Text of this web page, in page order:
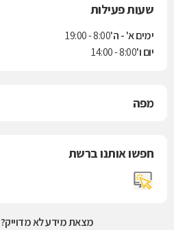
שעות פעילות
ימים א' - ה'8:00 - 19:00
יום ו'8:00 - 14:00
מפה
חפשו אותנו ברשת
מצאת מידע לא מדוייק?